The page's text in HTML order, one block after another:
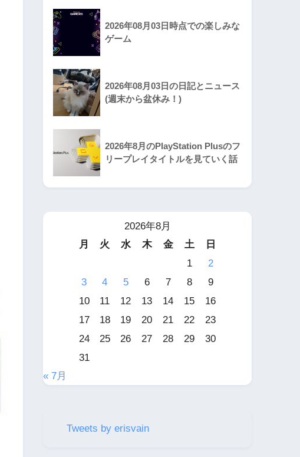
2026年08月03日時点での楽しみな
ゲーム
2026年08月03日の日記とニュース
(週末から盆休み！)
2026年8月のPlayStation Plusのフ
リープレイタイトルを見ていく話
2026年8月
月
火 水 木 金 土
日
1
2
3
4 5 6 7 8
9
10
11 12 13 14 15
16
17
18 19 20 21 22
23
24
25 26 27 28 29
30
31
« 7月
Tweets by erisvain